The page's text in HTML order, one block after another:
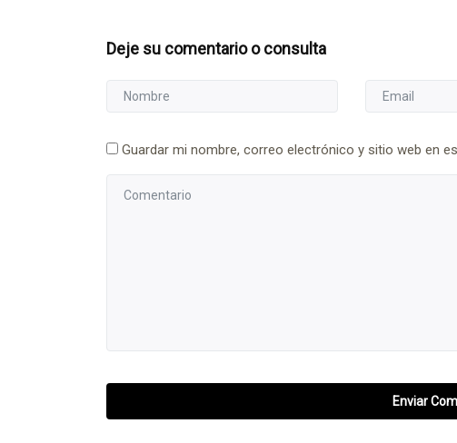
Deje su comentario o consulta
Guardar mi nombre, correo electrónico y sitio web en